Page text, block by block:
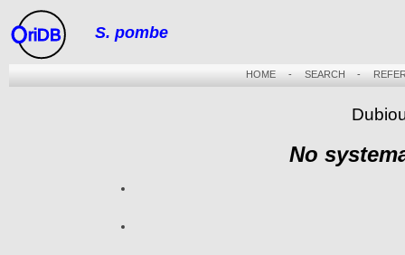
riDB S. pombe
HOME- SEARCH -
No